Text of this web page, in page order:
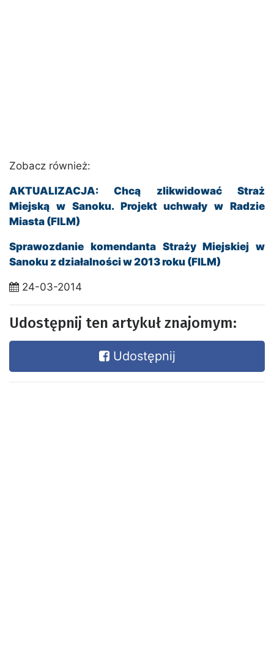
Zobacz również:
AKTUALIZACJA: Chcą zlikwidować Straż
Miejską w Sanoku. Projekt uchwały w Radzie
Miasta (FILM)
Sprawozdanie komendanta Straży Miejskiej w
Sanoku z działalności w 2013 roku (FILM)
24-03-2014
Udostępnij ten artykuł znajomym:
Udostępnij